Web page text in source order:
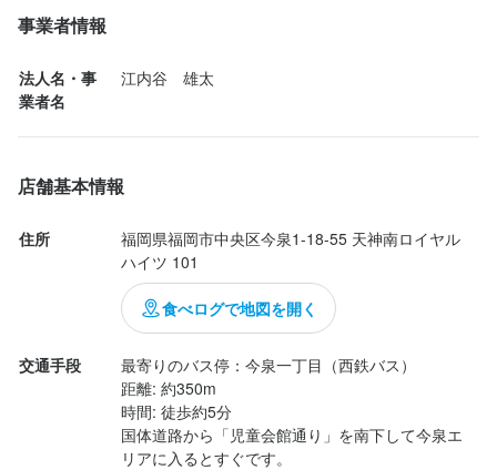
日々のうどん　讃三　が現れる。
新しい木目調のコの字カウンター10席
5人がけテーブル2卓
日中はうどん屋として営業している。
冷たいぶっかけうどんに分かれており
ワカメぶっかけ650円
特上和牛肉とごぼう天うどん1450円
かけうどん等はメニューにはみられなく
事業者情報
法人名・事
業者名
江内谷　雄太
店舗基本情報
住所
福岡県福岡市中央区今泉1-18-55 天神南ロイヤル
ハイツ 101
食べログで地図を開く
交通手段
最寄りのバス停：今泉一丁目（西鉄バス）
距離: 約350m
時間: 徒歩約5分
国体道路から「児童会館通り」を南下して今泉エ
リアに入るとすぐです。
この仕事のおすすめポイント
目がなく多くあるかもしれませんが、その分深く店舗を営業する
ということについて学ぶことができるかと思います。
慣れていければ、裁量を持って自発的に考えて行動し、お客様満
行います！
身に付くスキル
包丁さばき 製麺技術 盛り付け技術 ワインの知識 日本酒の知識
野菜の知識 食器の知識 メニュー開発